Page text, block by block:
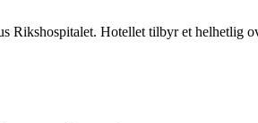
Rikshospitalet. Hotellet tilbyr et helhetlig